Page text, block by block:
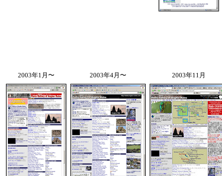
2003年1月〜 2003年4月〜 2003年11月